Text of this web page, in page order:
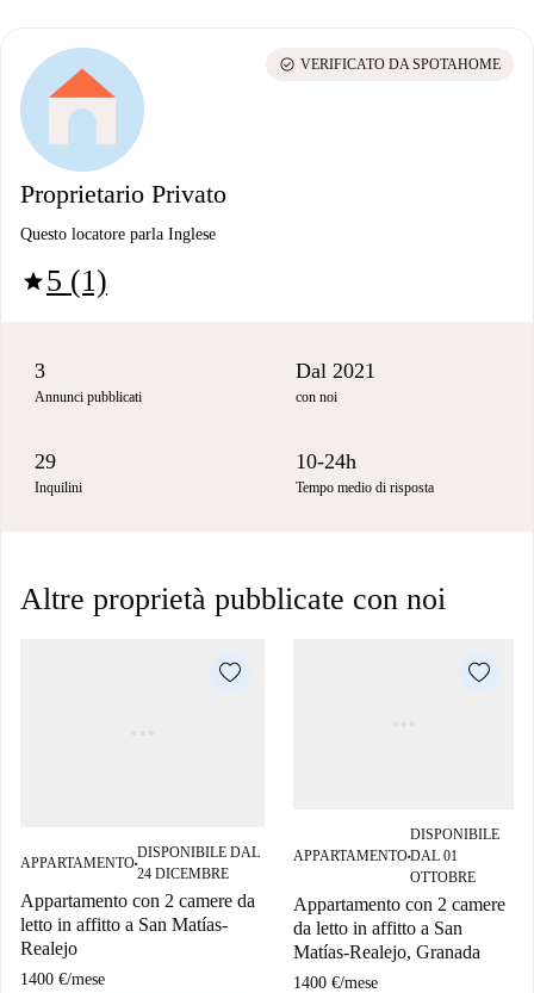
Proprietario Privato
Questo locatore parla Inglese
star5 (1)
check_circle VERIFICATO DA SPOTAHOME
3
Annunci pubblicati
Dal 2021
con noi
29
Inquilini
10-24h
Tempo medio di risposta
Altre proprietà pubblicate con noi
APPARTAMENTO■
DISPONIBILE DAL
24 DICEMBRE
Appartamento con 2 camere da
letto in affitto a San Matías-
Realejo
1400 €/mese
APPARTAMENTO■
DISPONIBILE
DAL 01
OTTOBRE
Appartamento con 2 camere
da letto in affitto a San
Matías-Realejo, Granada
1400 €/mese